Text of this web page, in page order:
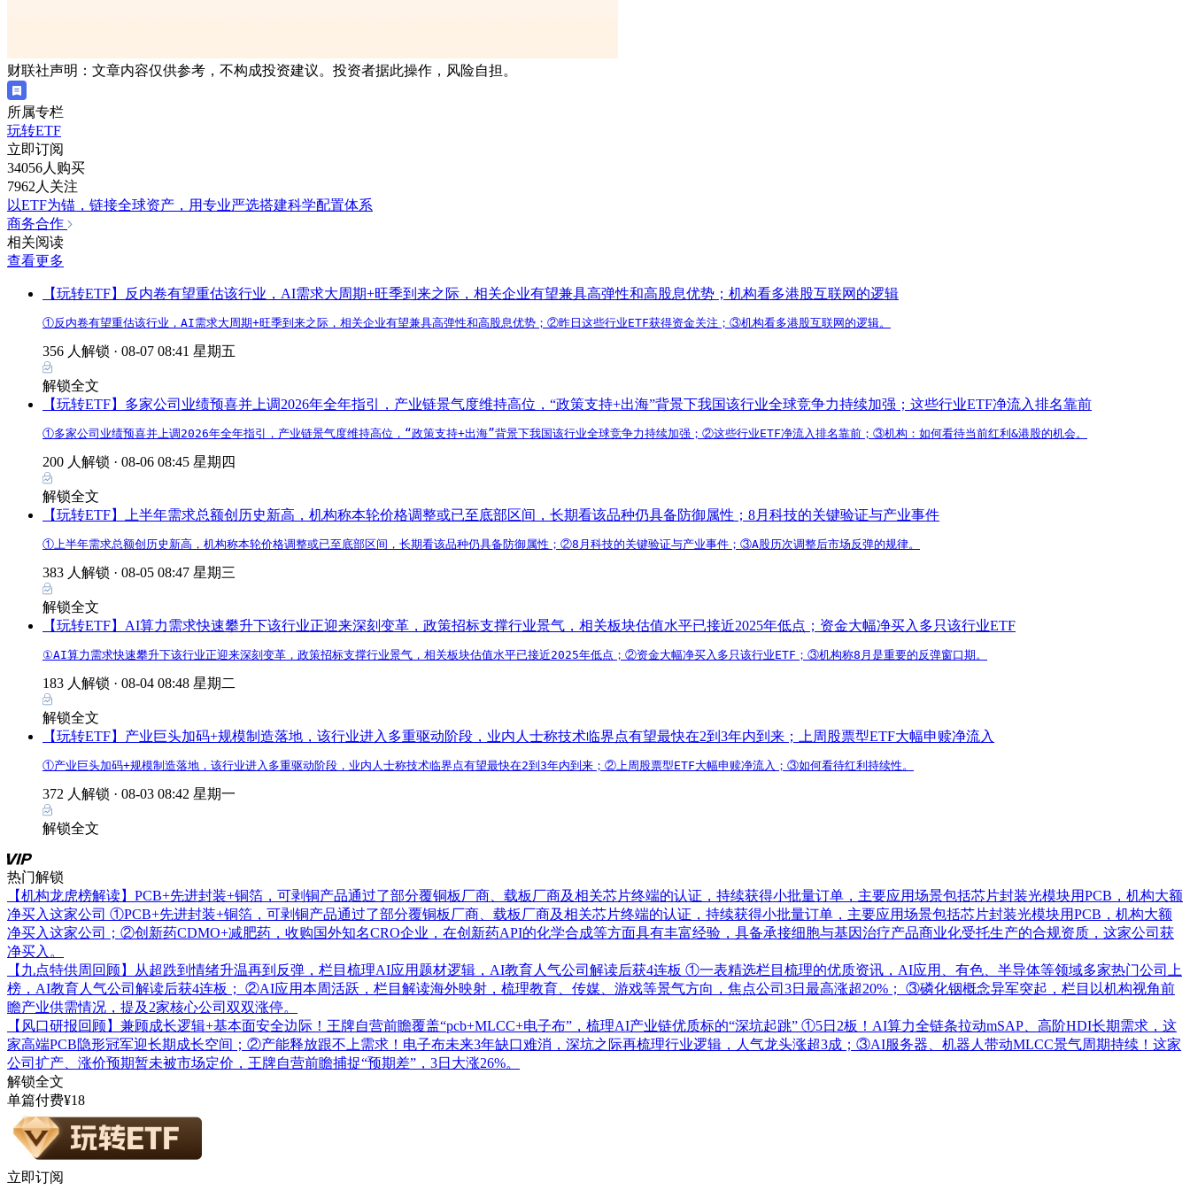
财联社声明：文章内容仅供参考，不构成投资建议。投资者据此操作，风险自担。
所属专栏
玩转ETF
立即订阅
34056人购买
7962人关注
以ETF为锚，链接全球资产，用专业严选搭建科学配置体系
商务合作
相关阅读
查看更多
【玩转ETF】反内卷有望重估该行业，AI需求大周期+旺季到来之际，相关企业有望兼具高弹性和高股息优势；机构看多港股互联网的逻辑
①反内卷有望重估该行业，AI需求大周期+旺季到来之际，相关企业有望兼具高弹性和高股息优势；②昨日这些行业ETF获得资金关注；③机构看多港股互联网的逻辑。
356 人解锁 · 08-07 08:41 星期五
解锁全文
【玩转ETF】多家公司业绩预喜并上调2026年全年指引，产业链景气度维持高位，“政策支持+出海”背景下我国该行业全球竞争力持续加强；这些行业ETF净流入排名靠前
①多家公司业绩预喜并上调2026年全年指引，产业链景气度维持高位，“政策支持+出海”背景下我国该行业全球竞争力持续加强；②这些行业ETF净流入排名靠前；③机构：如何看待当前红利&港股的机会。
200 人解锁 · 08-06 08:45 星期四
解锁全文
【玩转ETF】上半年需求总额创历史新高，机构称本轮价格调整或已至底部区间，长期看该品种仍具备防御属性；8月科技的关键验证与产业事件
①上半年需求总额创历史新高，机构称本轮价格调整或已至底部区间，长期看该品种仍具备防御属性；②8月科技的关键验证与产业事件；③A股历次调整后市场反弹的规律。
383 人解锁 · 08-05 08:47 星期三
解锁全文
【玩转ETF】AI算力需求快速攀升下该行业正迎来深刻变革，政策招标支撑行业景气，相关板块估值水平已接近2025年低点；资金大幅净买入多只该行业ETF
①AI算力需求快速攀升下该行业正迎来深刻变革，政策招标支撑行业景气，相关板块估值水平已接近2025年低点；②资金大幅净买入多只该行业ETF；③机构称8月是重要的反弹窗口期。
183 人解锁 · 08-04 08:48 星期二
解锁全文
【玩转ETF】产业巨头加码+规模制造落地，该行业进入多重驱动阶段，业内人士称技术临界点有望最快在2到3年内到来；上周股票型ETF大幅申赎净流入
①产业巨头加码+规模制造落地，该行业进入多重驱动阶段，业内人士称技术临界点有望最快在2到3年内到来；②上周股票型ETF大幅申赎净流入；③如何看待红利持续性。
372 人解锁 · 08-03 08:42 星期一
解锁全文
热门解锁
【机构龙虎榜解读】PCB+先进封装+铜箔，可剥铜产品通过了部分覆铜板厂商、载板厂商及相关芯片终端的认证，持续获得小批量订单，主要应用场景包括芯片封装光模块用PCB，机构大额
净买入这家公司 ①PCB+先进封装+铜箔，可剥铜产品通过了部分覆铜板厂商、载板厂商及相关芯片终端的认证，持续获得小批量订单，主要应用场景包括芯片封装光模块用PCB，机构大额
净买入这家公司；②创新药CDMO+减肥药，收购国外知名CRO企业，在创新药API的化学合成等方面具有丰富经验，具备承接细胞与基因治疗产品商业化受托生产的合规资质，这家公司获
净买入。
【九点特供周回顾】从超跌到情绪升温再到反弹，栏目梳理AI应用题材逻辑，AI教育人气公司解读后获4连板 ①一表精选栏目梳理的优质资讯，AI应用、有色、半导体等领域多家热门公司上
榜，AI教育人气公司解读后获4连板； ②AI应用本周活跃，栏目解读海外映射，梳理教育、传媒、游戏等景气方向，焦点公司3日最高涨超20%； ③磷化铟概念异军突起，栏目以机构视角前
瞻产业供需情况，提及2家核心公司双双涨停。
【风口研报回顾】兼顾成长逻辑+基本面安全边际！王牌自营前瞻覆盖“pcb+MLCC+电子布”，梳理AI产业链优质标的“深坑起跳” ①5日2板！AI算力全链条拉动mSAP、高阶HDI长期需求，这
家高端PCB隐形冠军迎长期成长空间；②产能释放跟不上需求！电子布未来3年缺口难消，深坑之际再梳理行业逻辑，人气龙头涨超3成；③AI服务器、机器人带动MLCC景气周期持续！这家
公司扩产、涨价预期暂未被市场定价，王牌自营前瞻捕捉“预期差”，3日大涨26%。
解锁全文
单篇付费¥18
立即订阅